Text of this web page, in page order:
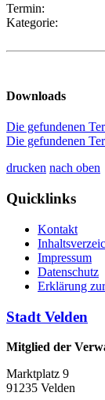
Termin:
Kategorie:
Downloads
Die gefundenen
Die gefundenen
drucken nach oben
Quicklinks
Kontakt
Impressum
Datenschutz
Erklärung
Stadt Velden
Mitglied der
Marktplatz 9
91235 Velden